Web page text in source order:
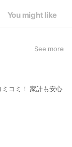
You might like
See more
コミ！ 家計も安心